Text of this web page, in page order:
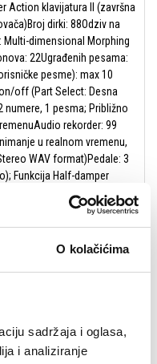
O kolačićima
sadržaja i oglasa,
i analiziranje
Action klavijatura II (završna
dirki: 88Odziv na
dimensional Morphing
22Ugrađenih pesama:
pesme): max 10
off (Part Select: Desna
numere, 1 pesma; Približno
rekorder: 99
u realnom vremenu,
WAV format)Pedale: 3
Funkcija Half-damper
12cm x 2.4cm x 2 (2-
- AC adapter: AD-
1.417 x 427 x 861
dodatna oprema:
lista, nosač slušalica
Damper Resonance (4
Key Off Action Noise;